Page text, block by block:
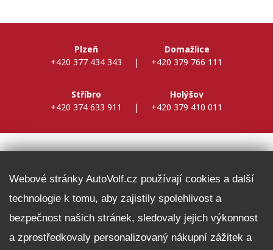
Plzeň
+420 377 434 343
|
Domažlice
+420 379 766 111
Stříbro
+420 374 633 911
|
Holýšov
+420 379 410 011
Fleet program Škoda
Nabídka zaměstnání
Facebook
Webové stránky AutoVolf.cz používají cookies a další
technologie k tomu, aby zajistily spolehlivost a
bezpečnost našich stránek, sledovaly jejich výkonnost
a zprostředkovaly personalizovaný nákupní zážitek a